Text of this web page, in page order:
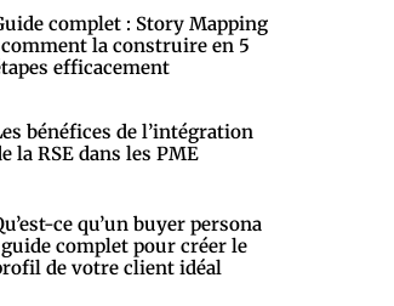
complet : Story Mapping
comment la construire en 5
efficacement
bénéfices de l’intégration
la RSE dans les PME
ce qu’un buyer persona
guide complet pour créer le
de votre client idéal